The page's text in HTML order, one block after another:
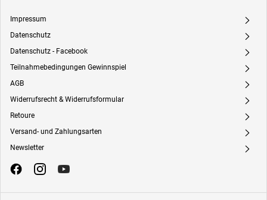
Impressum A
Datenschutz A
Datenschutz - Facebook A
Teilnahmebedingungen Gewinnspiel A
AGB A
Widerrufsrecht & Widerrufsformular A
Retoure A
Versand- und Zahlungsarten A
Newsletter A